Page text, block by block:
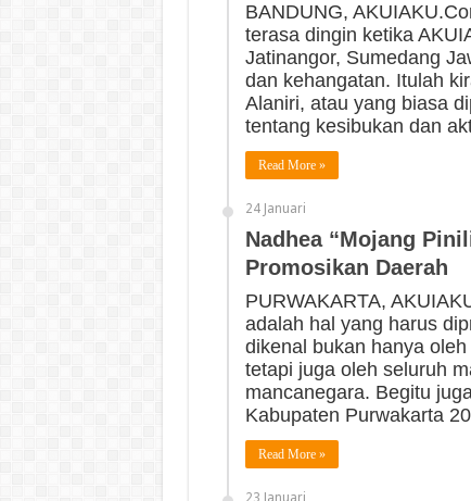
BANDUNG,
terasa dingin ketika
Jatinangor, Sumedang
dan kehangatan. Itulah
Alaniri, atau yang biasa
tentang kesibukan dan
Read More »
24 Januari
Nadhea “Mojang
Promosikan Daerah
PURWAKARTA,
adalah hal yang harus
dikenal bukan hanya
tetapi juga oleh seluruh
mancanegara. Begitu
Kabupaten Purwakarta
Read More »
23 Januari